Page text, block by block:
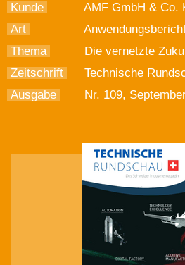
Kunde
AMF GmbH & Co.
Art
Thema
Die vernetzte
Zeitschrift
Technische
Ausgabe
Nr. 109,